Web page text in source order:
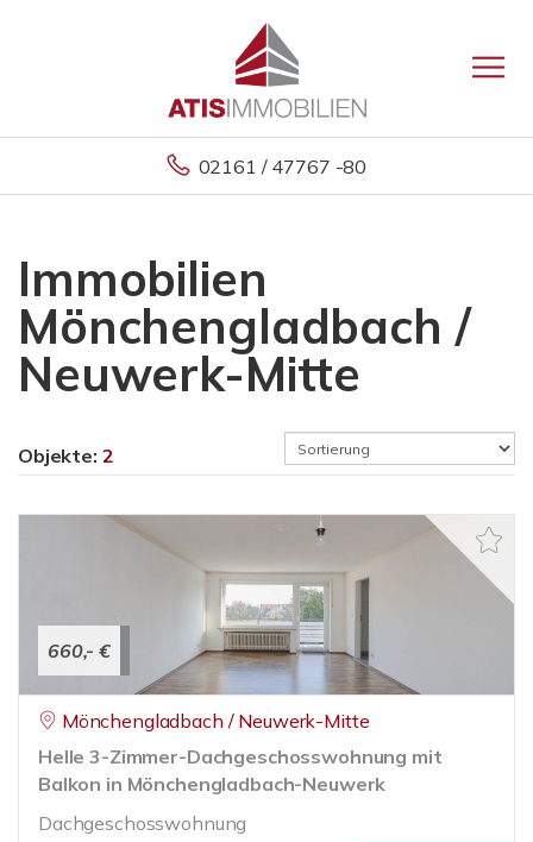
02161 / 47767 -80
Immobilien
Mönchengladbach /
Neuwerk-Mitte
Objekte: 2
660,- €
Mönchengladbach / Neuwerk-Mitte
Helle 3-Zimmer-Dachgeschosswohnung mit
Balkon in Mönchengladbach-Neuwerk
Dachgeschosswohnung